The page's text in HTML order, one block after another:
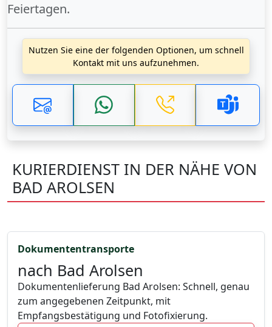
Feiertagen.
Nutzen Sie eine der folgenden Optionen, um schnell
Kontakt mit uns aufzunehmen.
KURIERDIENST IN DER NÄHE VON
BAD AROLSEN
Dokumententransporte
nach Bad Arolsen
Dokumentenlieferung Bad Arolsen: Schnell, genau
zum angegebenen Zeitpunkt, mit
Empfangsbestätigung und Fotofixierung.